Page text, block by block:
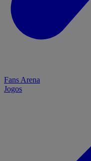
Fans Arena
Jogos